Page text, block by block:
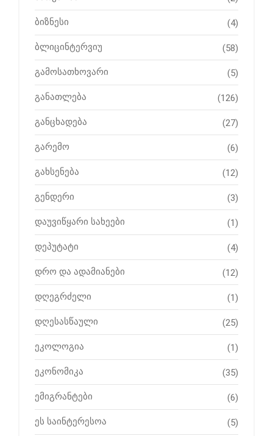
ბიზნესი (4)
ბლიცინტერვიუ (58)
გამოსათხოვარი (5)
განათლება (126)
განცხადება (27)
გარემო (6)
გახსენება (12)
გენდერი (3)
დაუვიწყარი სახეები (1)
დეპუტატი (4)
დრო და ადამიანები (12)
დღეგრძელი (1)
დღესასწაული (25)
ეკოლოგია (1)
ეკონომიკა (35)
ემიგრანტები (6)
ეს საინტერესოა (5)